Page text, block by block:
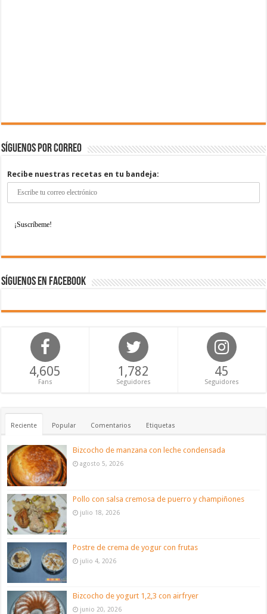
Síguenos por correo
Recibe nuestras recetas en tu bandeja:
Síguenos en Facebook
4,605
Fans
1,782
Seguidores
45
Seguidores
Reciente Popular Comentarios Etiquetas
Bizcocho de manzana con leche condensada
agosto 5, 2026
Pollo con salsa cremosa de puerro y champiñones
julio 18, 2026
Postre de crema de yogur con frutas
julio 4, 2026
Bizcocho de yogurt 1,2,3 con airfryer
junio 20, 2026